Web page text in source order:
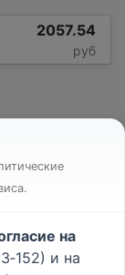
2057.54
руб
на
и на